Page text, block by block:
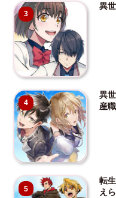
3
異
4
異
産
5
転
え